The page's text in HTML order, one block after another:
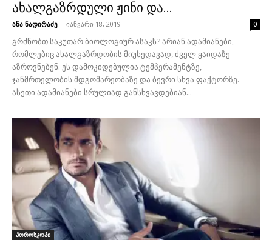
ახალგაზრდული ჟინი და...
ანა ნადირაძე - იანვარი 18, 2019 0
გრძნობთ საკუთარ ბიოლოგიურ ასაკს? არიან ადამიანები,
რომლებიც ახალგაზრდობის მიუხედავად, ძველ ყაიდაზე
აზროვნებენ. ეს დამოკიდებულია ტემპერამენტზე,
ჯანმრთელობის მდგომარეობაზე და ბევრი სხვა ფაქტორზე.
ასეთი ადამიანები სრულიად განსხვავდებიან...
ჰოროსკოპი